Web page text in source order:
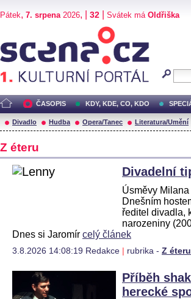
Pátek, 7. srpena2026, | 32 Svátek má Oldřiška
ČASOPIS KDY, KDE, CO, KDO
Divadlo Hudba Opera/Tanec Literatura/Umění
Z éteru
Divadelní
Úsměvy
Dnešním
ředitel divadla,
narozeniny
Dnes si Jaromír celý článek
3.8.2026 14:08:19 Redakce rubrika - Z éteru
Příběh
herecké